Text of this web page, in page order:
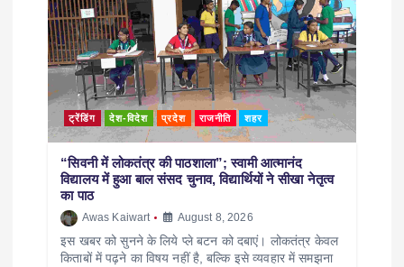
ट्रेंडिंग देश-विदेश प्रदेश राजनीति शहर
“सिवनी में लोकतंत्र की पाठशाला”; स्वामी आत्मानंद
विद्यालय में हुआ बाल संसद चुनाव, विद्यार्थियों ने सीखा नेतृत्व
का पाठ
Awas Kaiwart August 8, 2026
इस खबर को सुनने के लिये प्ले बटन को दबाएं। लोकतंत्र केवल
किताबों में पढ़ने का विषय नहीं है, बल्कि इसे व्यवहार में समझना